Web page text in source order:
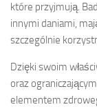
które przyjmują.
innymi daniami,
szczególnie
Dzięki swoim
oraz
elementem